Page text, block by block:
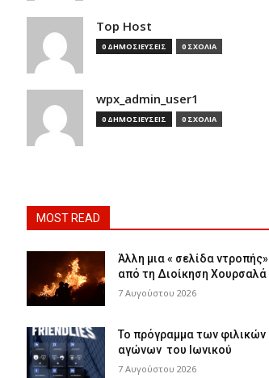
Top Host
0 ΔΗΜΟΣΙΕΥΣΕΙΣ 0 ΣΧΟΛΙΑ
wpx_admin_user1
0 ΔΗΜΟΣΙΕΥΣΕΙΣ 0 ΣΧΟΛΙΑ
MOST READ
Άλλη μια « σελίδα ντροπής»
από τη Διοίκηση Χουρσαλά
7 Αυγούστου 2026
Το πρόγραμμα των φιλικών
αγώνων του Ιωνικού
7 Αυγούστου 2026